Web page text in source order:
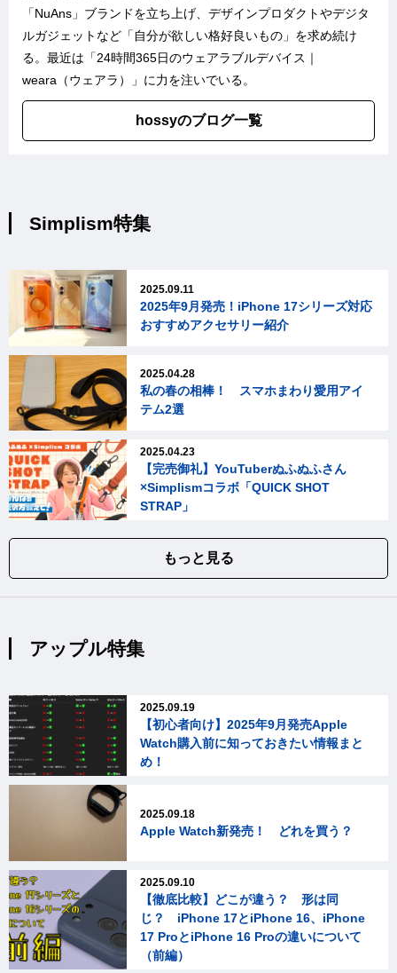
「NuAns 」ブランドを立ち上げ、デザインプロダクトやデジタ
ルガジェットなど「自分が欲しい格好良いもの」を求め続け
る。最近は「24時間365日のウェアラブルデバイス｜
weara（ウェアラ）
」に力を注いでいる。
hossyのブログ一覧
Simplism特集
2025.09.11
2025年9月発売！iPhone 17シリーズ対応
おすすめアクセサリー紹介
2025.04.28
私の春の相棒！ スマホまわり愛用アイ
テム2選
2025.04.23
【完売御礼】YouTuberぬふぬふさん
×Simplismコラボ「QUICK SHOT
STRAP」
もっと見る
アップル特集
2025.09.19
【初心者向け】2025年9月発売Apple
Watch購入前に知っておきたい情報まと
め！
2025.09.18
Apple Watch新発売！ どれを買う？
2025.09.10
【徹底比較】どこが違う？ 形は同
じ？ iPhone 17とiPhone 16、iPhone
17 ProとiPhone 16 Proの違いについて
（前編）